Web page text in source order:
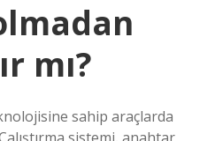
mı?
sahip araçlarda